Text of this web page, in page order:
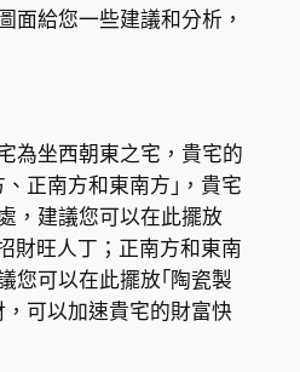
面給您一些建議和分析，
為坐西朝東之宅，貴宅的
正南方和東南方｣，貴宅
，建議您可以在此擺放
財旺人丁；正南方和東南
您可以在此擺放｢陶瓷製
可以加速貴宅的財富快